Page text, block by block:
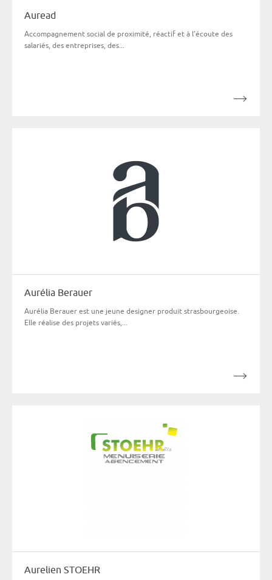
Auread
Accompagnement social de proximité, réactif et à l’écoute des
salariés, des entreprises, des...
Aurélia Berauer
Aurélia Berauer est une jeune designer produit strasbourgeoise.
Elle réalise des projets variés,...
Aurelien STOEHR